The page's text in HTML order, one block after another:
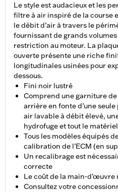
Le style est audacieux et les
filtre à air inspiré de la course
le débit d’air à travers le
fournissant de grands volumes
restriction au moteur. La
ouverte présente une riche
longitudinales usinées pour
dessous.
Fini noir lustré
Comprend une garniture
arrière en fonte d’une
air lavable à débit élevé,
hydrofuge et tout le
Tous les modèles équipés
calibration de l’ECM (en
Un recalibrage est
correcte
Le coût de la main-d’œuvre
Consultez votre